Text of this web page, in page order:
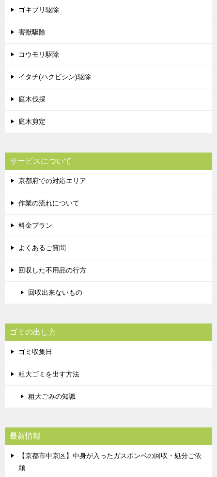
ゴキブリ駆除
害獣駆除
コウモリ駆除
イタチ(ハクビシン)駆除
庭木伐採
庭木剪定
サービスについて
京都府での対応エリア
作業の流れについて
料金プラン
よくあるご質問
回収した不用品の行方
回収出来ないもの
ゴミの出し方
ゴミ収集日
粗大ゴミを出す方法
粗大ごみの知識
最新情報
【京都市中京区】中身が入ったガスボンベの回収・処分ご依
頼